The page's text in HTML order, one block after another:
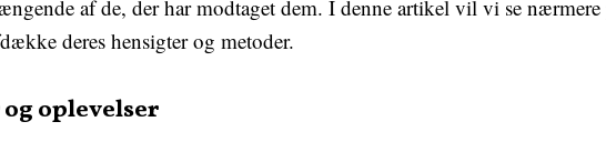
af de, der har modtaget dem. I denne artikel vil vi se nærmere
deres hensigter og metoder.
oplevelser